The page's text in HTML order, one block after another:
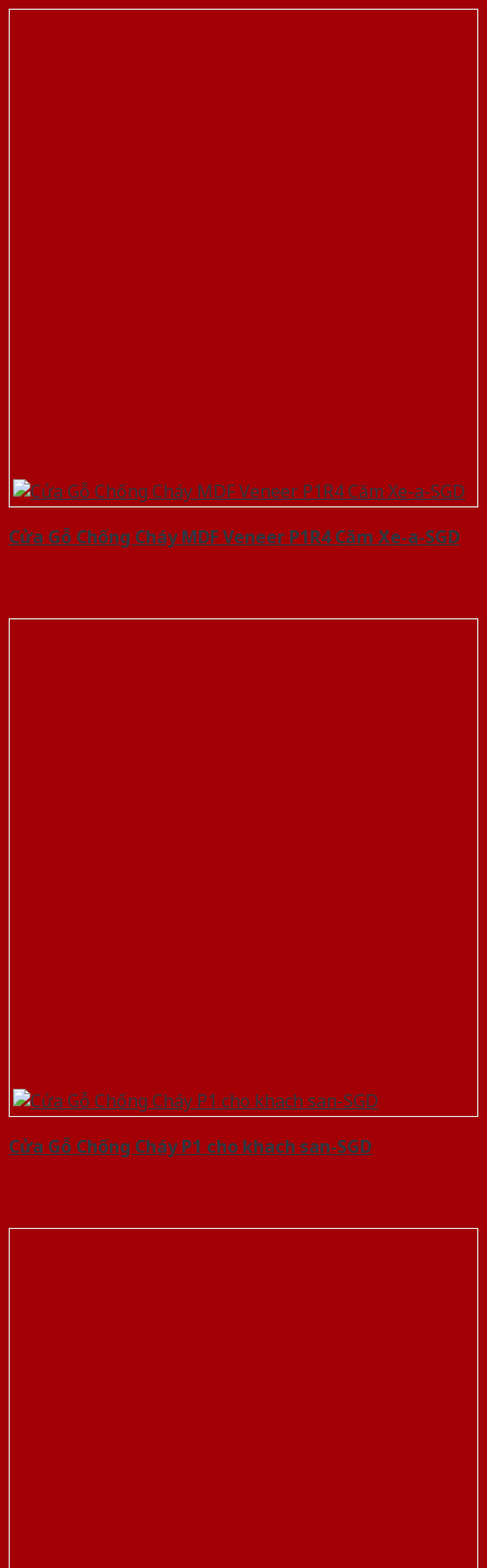
Cửa Gỗ Chống Cháy MDF Veneer P1R4 Căm Xe-a-SGD
Cửa Gỗ Chống Cháy P1 cho khach san-SGD